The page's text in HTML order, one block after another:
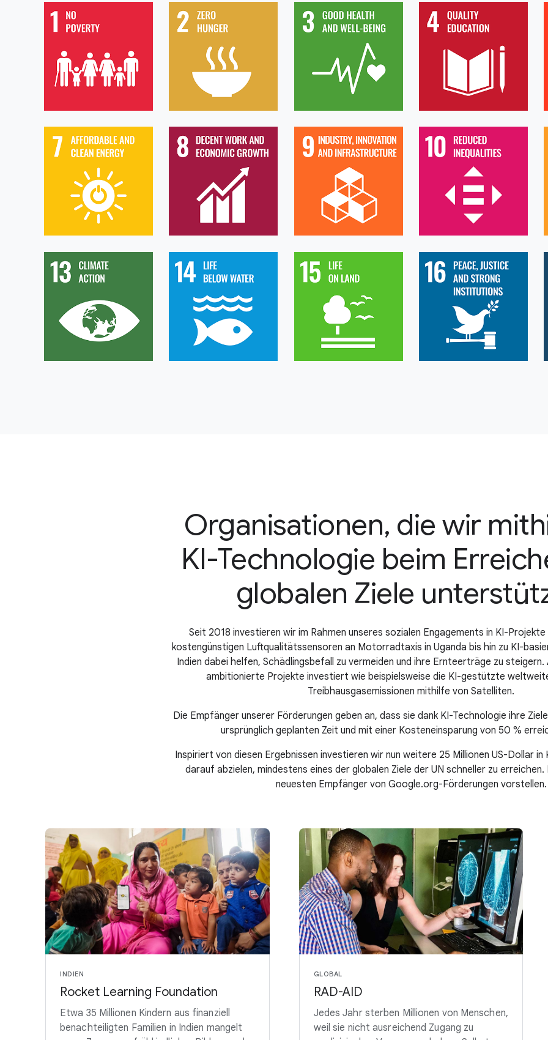
Organisationen, die wir
KI-Technologie beim
globalen Ziele
Seit 2018 investieren wir im Rahmen unseres sozialen Engagements in KI-
kostengünstigen Luftqualitätssensoren an Motorradtaxis in Uganda bis hin zu KI-
Indien dabei helfen, Schädlingsbefall zu vermeiden und ihre Ernteerträge zu steigern.
ambitionierte Projekte investiert wie beispielsweise die KI-gestützte
Treibhausgasemissionen mithilfe von Satelliten.
Die Empfänger unserer Förderungen geben an, dass sie dank KI-Technologie ihre
ursprünglich geplanten Zeit und mit einer Kosteneinsparung von 50 %
Inspiriert von diesen Ergebnissen investieren wir nun weitere 25 Millionen US-Dollar in
darauf abzielen, mindestens eines der globalen Ziele der UN schneller zu
neuesten Empfänger von Google.org-Förderungen vorstellen.
INDIEN
Rocket Learning Foundation
Etwa 35 Millionen Kindern aus finanziell
benachteiligten Familien in Indien mangelt
GLOBAL
RAD-AID
Jedes Jahr sterben Millionen von Menschen,
weil sie nicht ausreichend Zugang zu